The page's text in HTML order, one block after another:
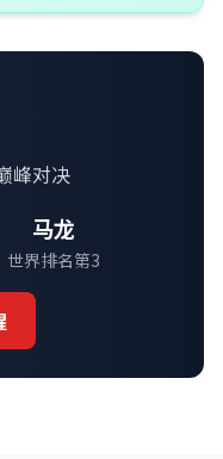
峰对决
马龙
世界排名第3